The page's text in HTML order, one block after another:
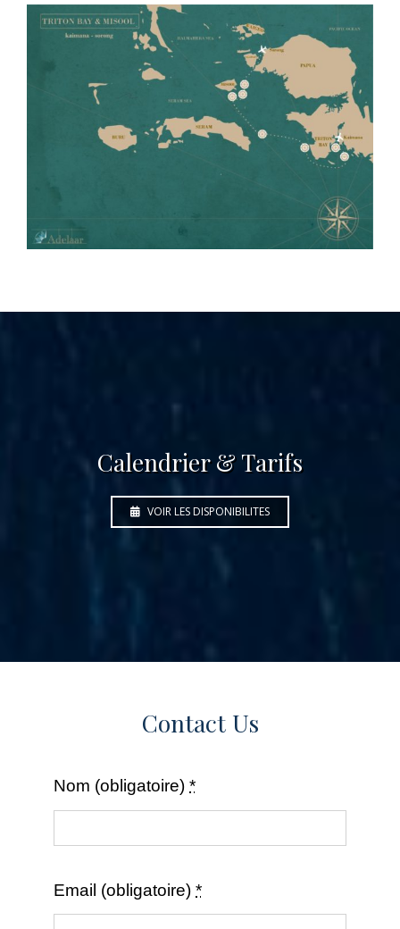
Calendrier & Tarifs
VOIR LES DISPONIBILITES
Contact Us
Nom (obligatoire) *
Email (obligatoire) *